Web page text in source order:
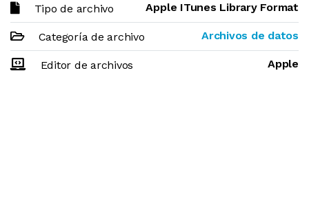
Tipo de archivo Apple ITunes Library Format
Categoría de archivo Archivos de datos
Editor de archivos Apple